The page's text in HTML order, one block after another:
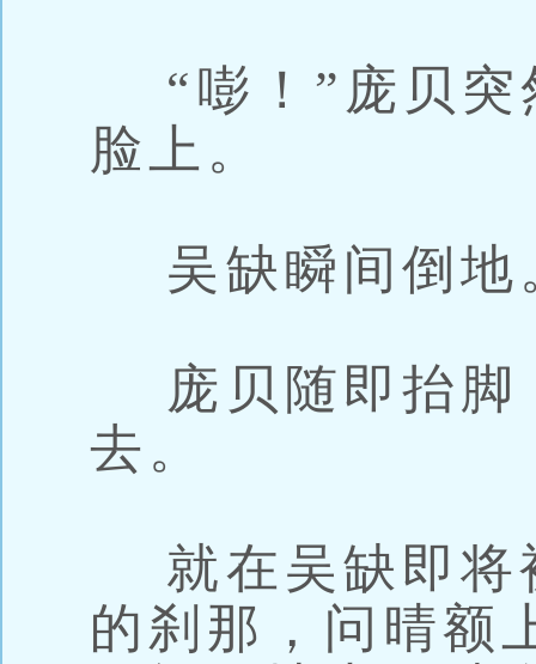
“嘭！”庞贝突
脸上。
吴缺瞬间倒地
庞贝随即抬脚
去。
就在吴缺即将
的刹那，问晴额